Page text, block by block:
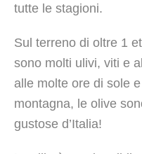
tutte le stagioni.
Sul terreno di oltre 1
sono molti ulivi, viti e
alle molte ore di sole
montagna, le olive
gustose d’Italia!